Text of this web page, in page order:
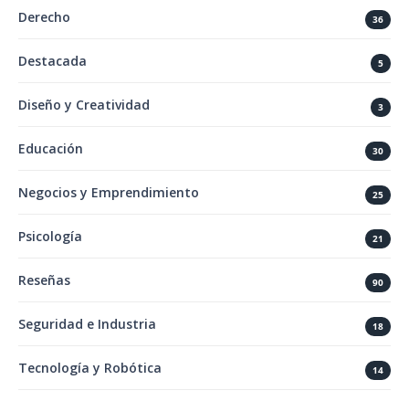
Derecho 36
Destacada 5
Diseño y Creatividad 3
Educación 30
Negocios y Emprendimiento 25
Psicología 21
Reseñas 90
Seguridad e Industria 18
Tecnología y Robótica 14